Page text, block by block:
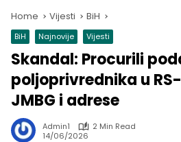
Home Vijesti BiH
BiH Najnovije Vijesti
Skandal: Procurili
poljoprivrednika u
JMBG i adrese
Admin1
2 Min Read
14/06/2026